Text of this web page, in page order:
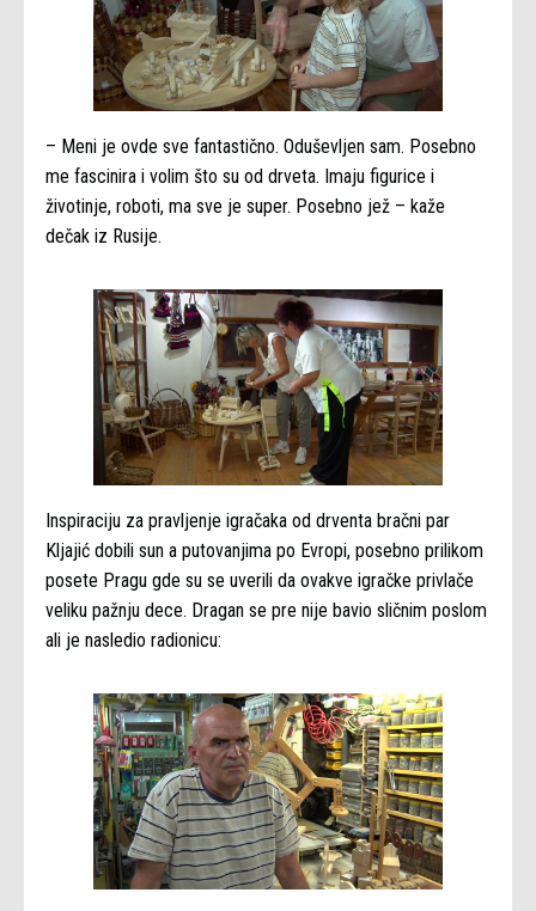
– Meni je ovde sve fantastično. Oduševljen sam. Posebno
me fascinira i volim što su od drveta. Imaju figurice i
životinje, roboti, ma sve je super. Posebno jež – kaže
dečak iz Rusije.
Inspiraciju za pravljenje igračaka od drventa bračni par
Kljajić dobili sun a putovanjima po Evropi, posebno prilikom
posete Pragu gde su se uverili da ovakve igračke privlače
veliku pažnju dece. Dragan se pre nije bavio sličnim poslom
ali je nasledio radionicu: